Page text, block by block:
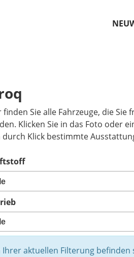
finden Sie alle Fahrzeuge, die
Klicken Sie in das Foto oder
durch Klick bestimmte
Ihrer aktuellen Filterung